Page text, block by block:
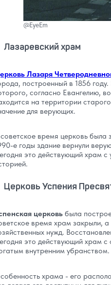
@EyeEm
Лазаревский храм
Лазаря
построенный в 1856
согласно Евангелию,
на территории
для верующих.
время церковь
е годы здание вернули
это действующий храм с
Церковь Успения
церковь была
время храм закрыли, а
нужд.
это действующий храм с
внутренним убранством.
храма - его